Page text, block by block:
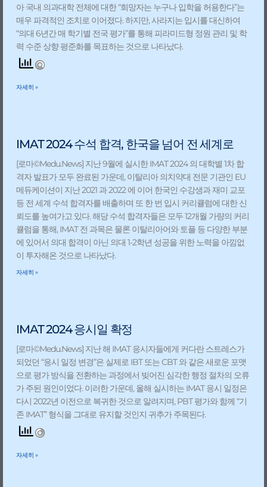
아 국내 의과대학 전체에 대한 “희망자는 누구나 입학을 허용한다”는
매우 파격적인 조치로 이어졌다. 하지만, 사라지는 입시를 대신하여
“의대 6년간 매 학기별 전국 평가”를 통해 피라미드형 정원 관리 및 학
력 수준 상향 평준화를 목표하는 것으로 나타났다.
자세히 »
IMAT 2024 수석 합격, 한국을 넘어 전 세계로
[로마©️Medu.News] 지난 9월에 실시한 IMAT 2024 의 대학별 1차 합
격자 발표가 모두 완료된 가운데, 이탈리아 의치약대 전문 기관인 EU
메듀케이션이 지난 2021 과 2022 에 이어 한국인 수강생과 재미 교포
등 전 세계 수석 합격자를 배출하며 또 한 번 입시 커리큘럼에 대한 신
뢰도를 높여가고 있다. 해당 수석 합격자들은 모두 12개월 가량의 커리
큘럼을 통해, IMAT 전 과목은 물론 이탈리아어와 토플 등 다양한 부분
에 있어서 의대 합격이 아닌 의대 1-2학년 성공을 위한 노력을 아낌없
이 투자해온 것으로 나타났다.
자세히 »
IMAT 2024 응시일 확정
[로마©Medu.News] 지난 해 IMAT 응시자들에게 커다란 스트레스가
되었던 “응시 일정 변경”은 실제로 IBT 또는 CBT 와 같은 새로운 포맷
으로 평가 방식을 전환하는 과정에서 빚어진 심각한 행정 절차의 오류
가 주된 원인이었다. 이러한 가운데, 올해 실시하는 IMAT 응시 일정은
다시 2022년 이전으로 복귀한 것으로 알려지며, PBT 평가와 함께 “기
존 IMAT” 형식을 그대로 유지할 것인지 귀추가 주목된다.
자세히 »